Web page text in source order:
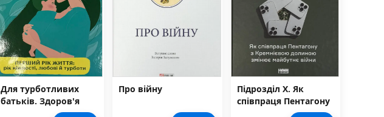
Для турботливих
батьків. Здоров'я
мами і малюка.
Про війну
Підрозділ Х. Як
співпраця Пентагону
з Кремнієвою